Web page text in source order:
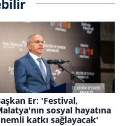
Er: 'Festival,
sosyal hayatına
katkı sağlayacak'